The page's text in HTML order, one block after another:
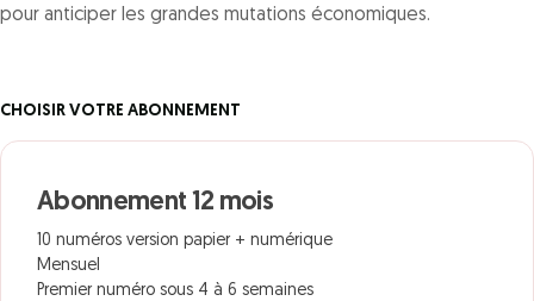
pour anticiper les grandes mutations économiques.
CHOISIR VOTRE ABONNEMENT
Abonnement 12 mois
10 numéros version papier + numérique
Mensuel
Premier numéro sous 4 à 6 semaines